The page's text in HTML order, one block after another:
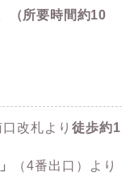
（所要時間約10
口改札より 徒歩約1
（4番出口）より